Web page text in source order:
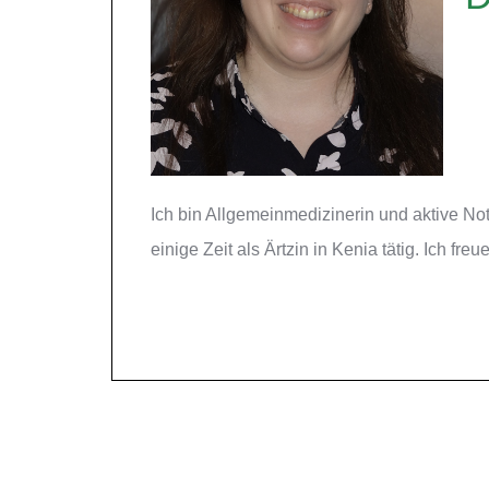
Ich bin Allgemeinmedizinerin und aktive
einige Zeit als Ärtzin in Kenia tätig. Ich